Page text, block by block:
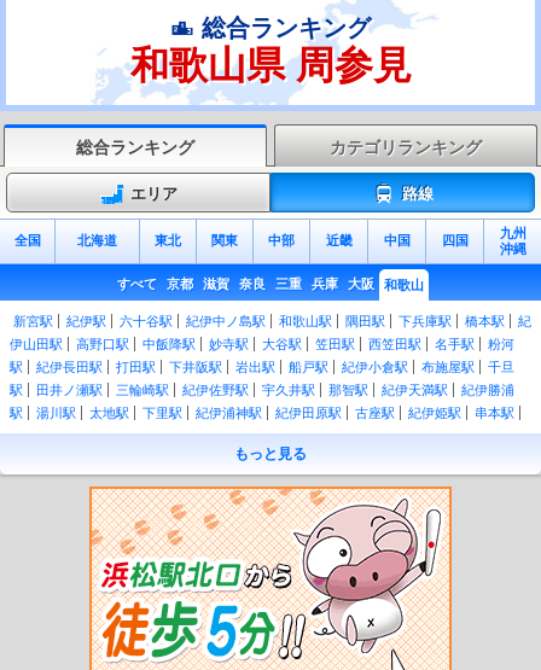
総合ランキング
和歌山県 周参見
総合ランキング カテゴリランキング
エリア 路線
全国 北海道 東北 関東 中部 近畿 中国 四国
九州
沖縄
すべて 京都 滋賀 奈良 三重 兵庫 大阪 和歌山
新宮駅 紀伊駅 六十谷駅 紀伊中ノ島駅 和歌山駅 隅田駅 下兵庫駅 橋本駅
紀
伊山田駅
高野口駅 中飯降駅 妙寺駅 大谷駅 笠田駅 西笠田駅 名手駅
粉河
駅
紀伊長田駅 打田駅 下井阪駅 岩出駅 船戸駅 紀伊小倉駅 布施屋駅
千旦
駅
田井ノ瀬駅 三輪崎駅 紀伊佐野駅 宇久井駅 那智駅 紀伊天満駅
紀伊勝浦
駅
湯川駅 太地駅 下里駅 紀伊浦神駅 紀伊田原駅 古座駅 紀伊姫駅
串本駅
紀伊有田駅
田並駅 田子駅 和深駅 江住駅 見老津駅 周参見駅 紀伊日置駅
椿
紀伊新庄駅 紀伊田辺駅
駅
切目駅 印南駅 稲原駅 和佐駅 道成寺駅 御坊駅 紀伊内原駅
紀伊由良駅
広川ビーチ駅
湯浅駅 藤並駅 紀伊宮原駅 箕島駅 初島駅 下津駅
海南駅 黒江駅 紀三井寺駅 宮前駅 紀和駅 和歌山市駅 紀ノ川駅
和歌山港駅 東松江駅 中松江駅 八幡前駅 西ノ庄駅 二里ヶ浜駅
加太駅 紀見峠駅 林間田園都市駅 御幸辻駅 紀伊清水駅 学文路駅
高野下駅 下古沢駅 上古沢駅 紀伊細川駅 紀伊神谷駅 極楽橋駅
紀伊御坊駅 市役所前駅 西御坊駅 田中口駅 日前宮駅 神前駅
交通センター前駅 岡崎前駅 吉礼駅 伊太祈曽駅 山東駅 大池遊園駅
甘露寺前駅 貴志駅
もっと見る